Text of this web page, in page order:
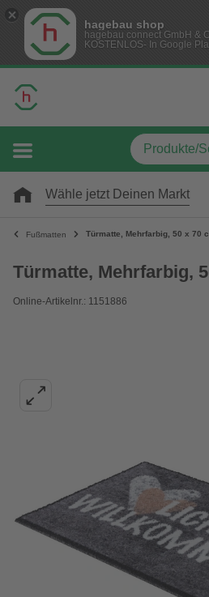
hagebau shop
hagebau connect GmbH &
KOSTENLOS- In Google
Wähle jetzt Deinen Markt
Fußmatten Türmatte, Mehrfarbig, 50 x 70
Türmatte, Mehrfarbig,
Online-Artikelnr.: 1151886